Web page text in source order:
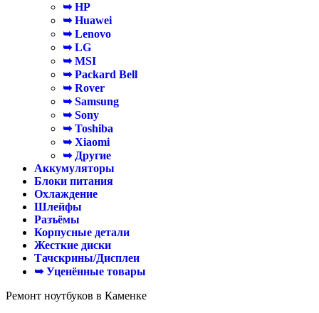
➥ HP
➥ Huawei
➥ Lenovo
➥ LG
➥ MSI
➥ Packard Bell
➥ Rover
➥ Samsung
➥ Sony
➥ Toshiba
➥ Xiaomi
➥ Другие
Аккумуляторы
Блоки питания
Охлаждение
Шлейфы
Разъёмы
Корпусные детали
Жесткие диски
Тачскрины/Дисплеи
➥ Уценённые товары
Ремонт ноутбуков в Каменке